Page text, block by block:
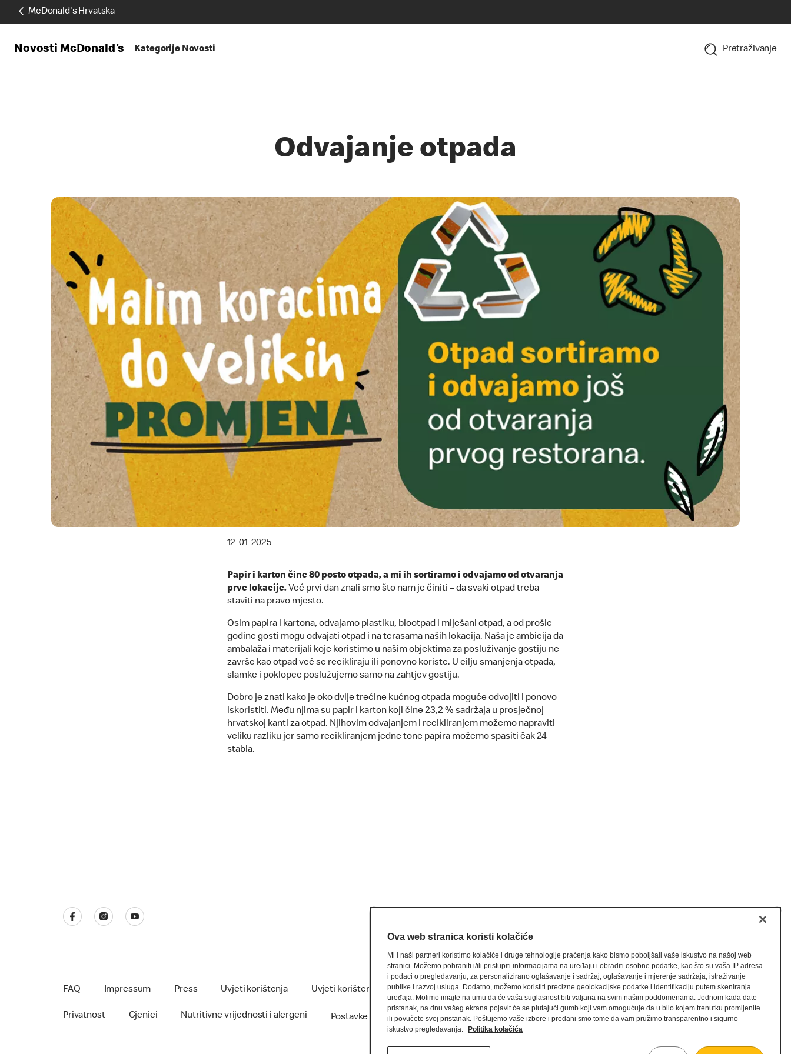
McDonald's Hrvatska
Novosti McDonald's Kategorije Novosti Pretraživanje
Odvajanje otpada
12-01-2025
Papir i karton čine 80 posto otpada, a mi ih sortiramo i odvajamo od otvaranja
prve lokacije.Već prvi dan znali smo što nam je činiti – da svaki otpad treba
staviti na pravo mjesto.
Osim papira i kartona, odvajamo plastiku, biootpad i miješani otpad, a od prošle
godine gosti mogu odvajati otpad i na terasama naših lokacija. Naša je ambicija da
ambalaža i materijali koje koristimo u našim objektima za posluživanje gostiju ne
završe kao otpad već se recikliraju ili ponovno koriste. U cilju smanjenja otpada,
slamke i poklopce poslužujemo samo na zahtjev gostiju.
Dobro je znati kako je oko dvije trećine kućnog otpada moguće odvojiti i ponovo
iskoristiti. Među njima su papir i karton koji čine 23,2 % sadržaja u prosječnoj
hrvatskoj kanti za otpad. Njihovim odvajanjem i recikliranjem možemo napraviti
veliku razliku jer samo recikliranjem jedne tone papira možemo spasiti čak 24
stabla.
FAQ Impressum Press Uvjeti korištenja Uvjeti korištenja mobilne aplikacije
Privatnost Cjenici Nutritivne vrijednosti i alergeni Postavke kolačića
McDonald's © 2026.
Ova web stranica koristi kolačiće
Mi i naši partneri koristimo kolačiće i druge tehnologije praćenja kako bismo poboljšali vaše iskustvo na našoj web
stranici. Možemo pohraniti i/ili pristupiti informacijama na uređaju i obraditi osobne podatke, kao što su vaša IP adresa
i podaci o pregledavanju, za personalizirano oglašavanje i sadržaj, oglašavanje i mjerenje sadržaja, istraživanje
publike i razvoj usluga. Dodatno, možemo koristiti precizne geolokacijske podatke i identifikaciju putem skeniranja
uređaja. Molimo imajte na umu da će vaša suglasnost biti valjana na svim našim poddomenama. Jednom kada date
pristanak, na dnu vašeg ekrana pojavit će se plutajući gumb koji vam omogućuje da u bilo kojem trenutku promijenite
ili povučete svoj pristanak. Poštujemo vaše izbore i predani smo tome da vam pružimo transparentno i sigurno
iskustvo pregledavanja.
Politika kolačića